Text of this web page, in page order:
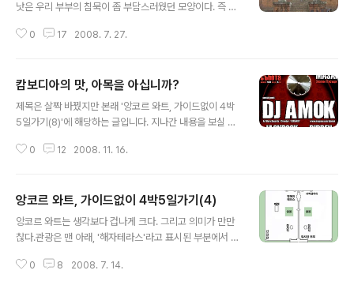
낫은 우리 부부의 침묵이 좀 부담스러웠던 모양이다. 즉 3
상을 우려해 멀리서나 볼 수 있게 되어 있다) 반티아이 스레
당초 예정에 없었던 프레 룹을 들렀다. 프레 룹은 앙코르 와
트를 연상시키는 5탑형 사원으로, 대지 위로 우뚝 솟아오
른 규모가 어쩐지 피라미드를 연상키는 거대 유적이다. 물
만 보인다.특히 위 사진에서도 보듯 층층이 쌓아올린 돌은
0 17 2008. 7. 27.
캄보디아의 맛, 아목을 아십니까?
제목은 살짝 바꿨지만 본래 '앙코르 와트, 가이드없이 4박
5일가기(8)'에 해당하는 글입니다. 지나간 내용을 보실 분
더를 누르시기 바랍니다. 씨엠립 여행 4일째. 서울서 안 하
는 맛도 있어야 하는 것 아닙니까? 기사 니르낫 군과의 계
약도 2일째와 3일째 뿐. 실컷 늦잠을 자면서 게으름을 부
린 뒤에 툭툭을 타고 맛집 순례에 나섰습니다. 사실 맛집이
당(이 시리즈의 2편에 집중 소개돼 있습니다)에 간 터라 현
0 12 2008. 11. 16.
앙코르 와트, 가이드없이 4박5일가기(4)
앙코르 와트는 생각보다 겁나게 크다. 그리고 의미가 만만
찮다.관광은 맨 아래, '해자테라스'라고 표시된 부분에서 시
당연한 일이지만 앙코르 와트의 입구는 서쪽을 바라보고
0 8 2008. 7. 14.